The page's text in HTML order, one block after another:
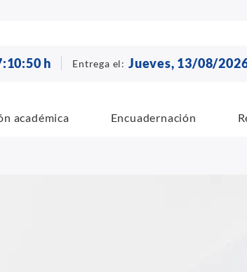
:10:49 h Entrega el: Jueves, 13/08/
académica Encuadernación